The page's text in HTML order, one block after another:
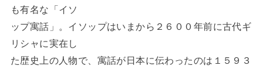
も有名な「イソ
ップ寓話」。イソップはいまから２６００年前に古代ギ
リシャに実在し
た歴史上の人物で、寓話が日本に伝わったのは１５９３